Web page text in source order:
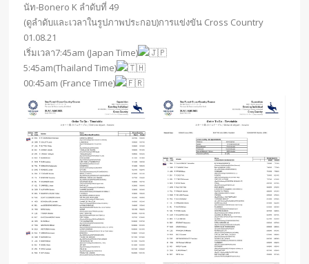
นัท-Bonero K ลำดับที่ 49
(ดูลำดับและเวลาในรูปภาพประกอบ)การแข่งขัน Cross Country
01.08.21
เริ่มเวลา7:45am (Japan Time)
5:45am(Thailand Time)
00:45am (France Time)